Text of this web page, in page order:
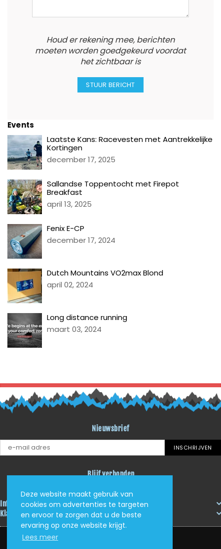
Deze website maakt gebruik van
cookies om advertenties te targeten
en ervoor te zorgen dat u de beste
ervaring op onze website krijgt.
Lees meer
Houd er rekening mee, berichten
moeten worden goedgekeurd voordat
het zichtbaar is
Events
Laatste Kans: Racevesten met Aantrekkelijke
Kortingen
december 17, 2025
Sallandse Toppentocht met Firepot
Breakfast
april 13, 2025
Fenix E-CP
december 17, 2024
Dutch Mountains VO2max Blond
april 02, 2024
Long distance running
maart 03, 2024
TERUG NAAR BLOG LITI
Nieuwsbrief
INSCHRIJVEN
Blijf verbonden
FacebookInstagram
YouTube
Informatie
Klantenservice